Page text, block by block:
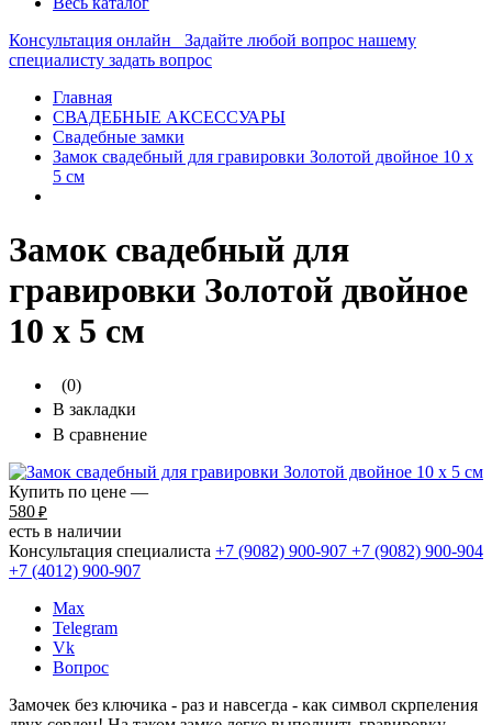
Консультация онлайн
Задайте любой вопрос нашему
специалисту задать вопрос
Главная
СВАДЕБНЫЕ АКСЕССУАРЫ
Свадебные замки
Замок свадебный для гравировки Золотой двойное 10 х
5 см
Замок свадебный для
гравировки Золотой двойное
10 х 5 см
(0)
В закладки
В сравнение
Купить по цене —
580 ₽
есть в наличии
Консультация специалиста +7 (9082) 900-907 +7 (9082) 900-904
+7 (4012) 900-907
Max
Telegram
Vk
Вопрос
Замочек без ключика - раз и навсегда - как символ скрпеления